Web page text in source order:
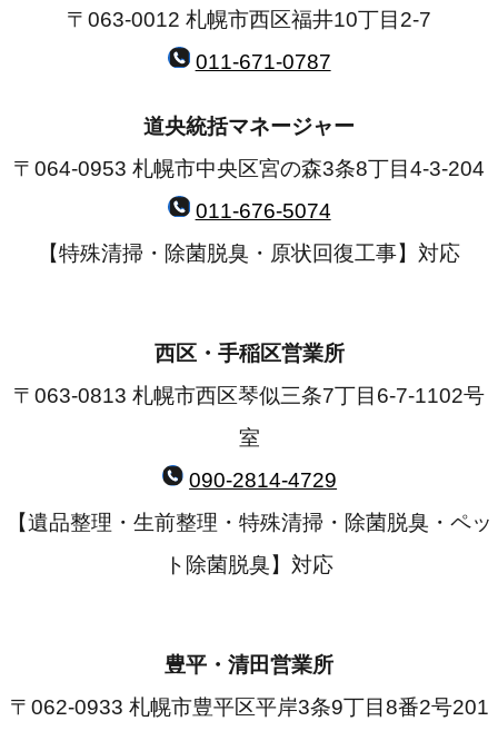
〒063-0012 札幌市西区福井10丁目2-7
011-671-0787
道央統括マネージャー
〒064-0953 札幌市中央区宮の森3条8丁目4-3-204
011-676-5074
【特殊清掃・除菌脱臭・原状回復工事】対応
西区・手稲区営業所
〒063-0813 札幌市西区琴似三条7丁目6-7-1102号
室
090-2814-4729
【遺品整理・生前整理・特殊清掃・除菌脱臭・ペッ
ト除菌脱臭】対応
豊平・清田営業所
〒062-0933 札幌市豊平区平岸3条9丁目8番2号201